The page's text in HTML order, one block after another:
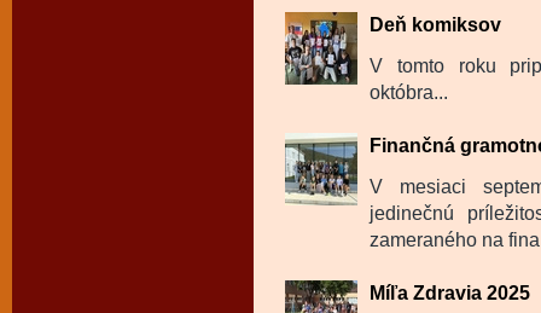
Deň komiksov
V tomto roku
októbra...
Finančná
V mesiaci
jedinečnú
zameraného na
Míľa Zdravia 2025